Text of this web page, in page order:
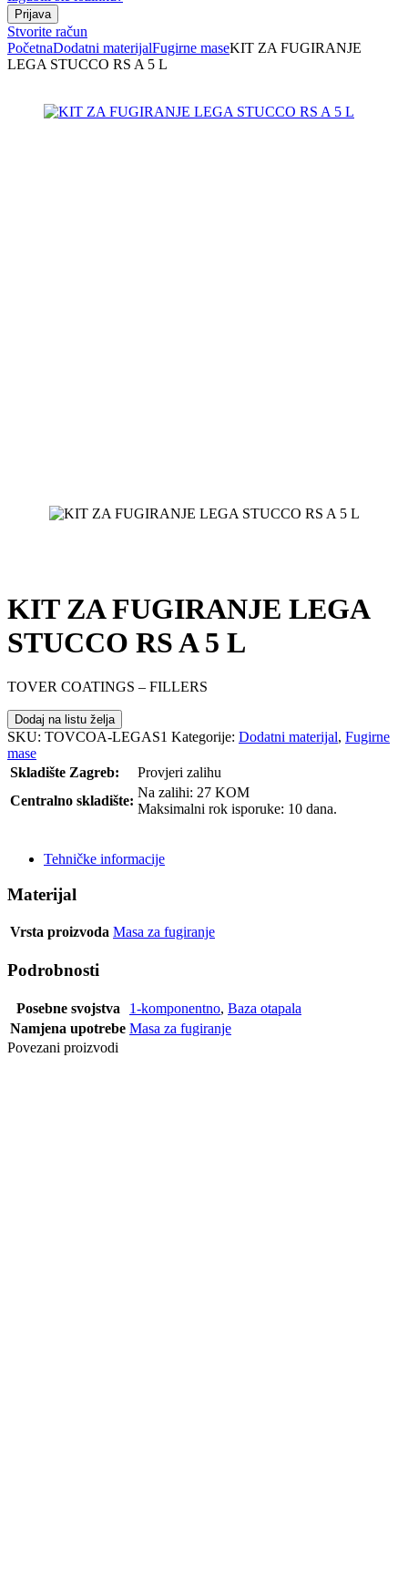
Stvorite račun
PočetnaDodatni materijalFugirne maseKIT ZA FUGIRANJE
LEGA STUCCO RS A 5 L
KIT ZA FUGIRANJE LEGA
STUCCO RS A 5 L
TOVER COATINGS – FILLERS
Dodaj na listu želja
SKU: TOVCOA-LEGAS1 Kategorije: Dodatni materijal, Fugirne
mase
Skladište Zagreb:
Provjeri zalihu
Centralno skladište:
Na zalihi: 27 KOM
Maksimalni rok isporuke: 10 dana.
Tehničke informacije
Materijal
Vrsta proizvoda Masa za fugiranje
Podrobnosti
Posebne svojstva 1-komponentno, Baza otapala
Namjena upotrebe Masa za fugiranje
Povezani proizvodi